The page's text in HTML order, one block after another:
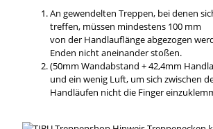
An gewendelten Treppen, bei denen
treffen, müssen mindestens 100 mm
von der Handlauflänge abgezogen
Enden nicht aneinander stoßen.
(50mm Wandabstand + 42,4mm
und ein wenig Luft, um sich zwischen
Handläufen nicht die Finger